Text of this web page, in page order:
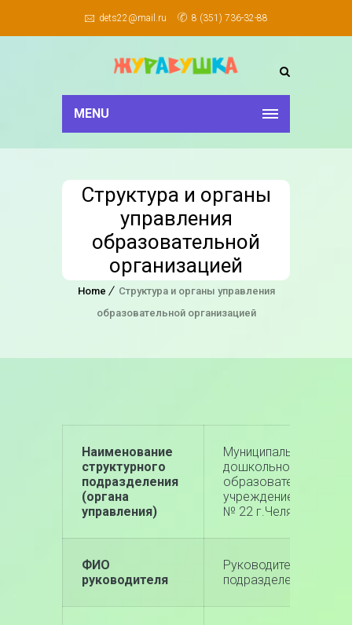
dets22@mail.ru 8 (351) 736-32-88
MENU
Структура и органы
управления
образовательной
организацией
Home
Структура и органы управления
образовательной организацией
Наименование
структурного
подразделения
(органа
управления)
Муниципальное
дошкольное
образовательное
учреждение
№ 22 г.Челябинска»
ФИО
руководителя
Руководитель
подразделения